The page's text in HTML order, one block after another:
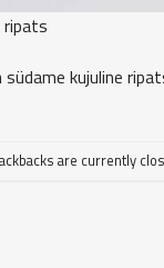
ripats
kujuline
are currently